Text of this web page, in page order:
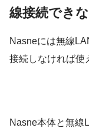
線接続できな
Nasneには無線
接続しなければ使
Nasne本体と無線